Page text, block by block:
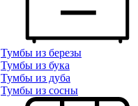
Тумбы из березы
Тумбы из бука
Тумбы из дуба
Тумбы из сосны